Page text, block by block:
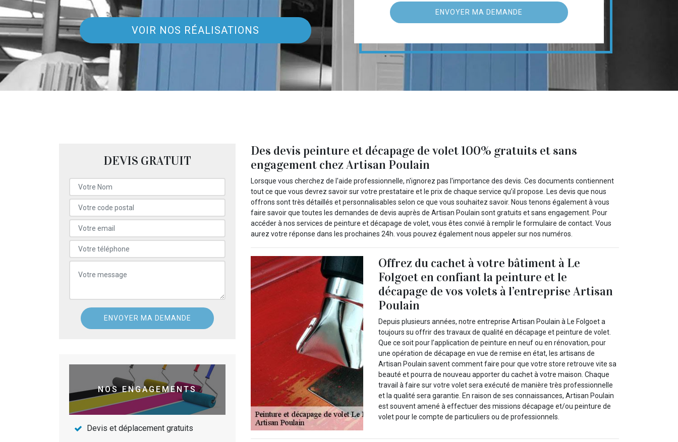
VOIR NOS RÉALISATIONS
DEVIS GRATUIT
NOS ENGAGEMENTS
Devis et déplacement gratuits
Des devis peinture et décapage de volet 100% gratuits et sans
engagement chez Artisan Poulain
Lorsque vous cherchez de l'aide professionnelle, n'ignorez pas l'importance des devis. Ces documents contiennent
tout ce que vous devrez savoir sur votre prestataire et le prix de chaque service qu’il propose. Les devis que nous
offrons sont très détaillés et personnalisables selon ce que vous souhaitez savoir. Nous tenons également à vous
faire savoir que toutes les demandes de devis auprès de Artisan Poulain sont gratuits et sans engagement. Pour
accéder à nos services de peinture et décapage de volet, vous êtes convié à remplir le formulaire de contact. Vous
aurez votre réponse dans les prochaines 24h. vous pouvez également nous appeler sur nos numéros.
Offrez du cachet à votre bâtiment à Le
Folgoet en confiant la peinture et le
décapage de vos volets à l’entreprise Artisan
Poulain
Depuis plusieurs années, notre entreprise Artisan Poulain à Le Folgoet a
toujours su offrir des travaux de qualité en décapage et peinture de volet.
Que ce soit pour l’application de peinture en neuf ou en rénovation, pour
une opération de décapage en vue de remise en état, les artisans de
Artisan Poulain savent comment faire pour que votre store retrouve vite sa
beauté et pourra de nouveau apporter du cachet à votre maison. Chaque
travail à faire sur votre volet sera exécuté de manière très professionnelle
et la qualité sera garantie. En raison de ses connaissances, Artisan Poulain
est souvent amené à effectuer des missions décapage et/ou peinture de
volet pour le compte de particuliers ou de professionnels.